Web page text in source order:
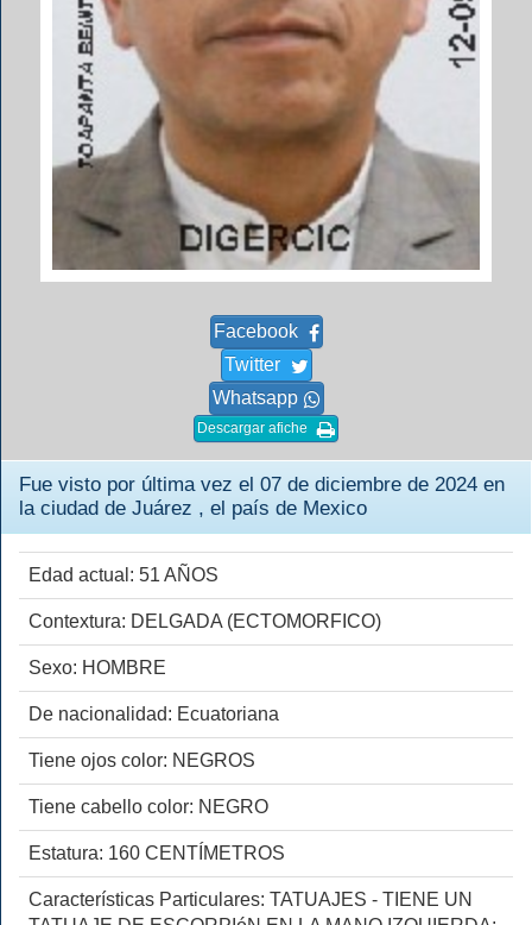
Facebook
Twitter
Whatsapp
Descargar afiche
Fue visto por última vez el 07 de diciembre de 2024 en
la ciudad de Juárez , el país de Mexico
Edad actual: 51 AÑOS
Contextura: DELGADA (ECTOMORFICO)
Sexo: HOMBRE
De nacionalidad: Ecuatoriana
Tiene ojos color: NEGROS
Tiene cabello color: NEGRO
Estatura: 160 CENTÍMETROS
Características Particulares: TATUAJES - TIENE UN